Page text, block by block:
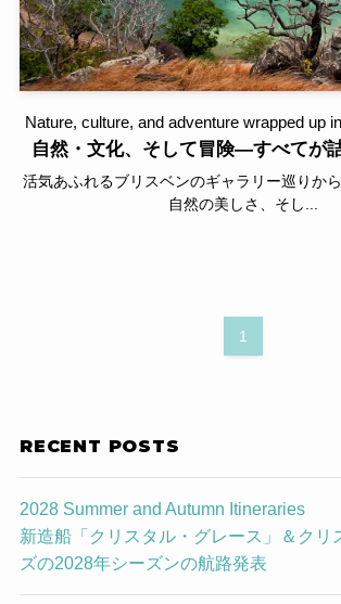
Nature, culture, and adventure wrapped up
自然・文化、そして冒険―すべてが
活気あふれるブリスベンのギャラリー巡りか
自然の美しさ、そし...
1
RECENT POSTS
2028 Summer and Autumn Itineraries
新造船「クリスタル・グレース」＆クリ
ズの2028年シーズンの航路発表